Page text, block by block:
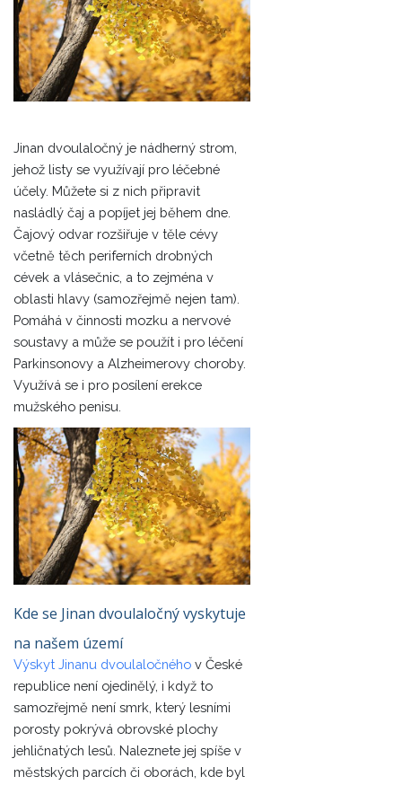
Jinan dvoulaločný je nádherný strom,
jehož listy se využívají pro léčebné
účely. Můžete si z nich připravit
nasládlý čaj a popíjet jej během dne.
Čajový odvar rozšiřuje v těle cévy
včetně těch periferních drobných
cévek a vlásečnic, a to zejména v
oblasti hlavy (samozřejmě nejen tam).
Pomáhá v činnosti mozku a nervové
soustavy a může se použít i pro léčení
Parkinsonovy a Alzheimerovy choroby.
Využívá se i pro posílení erekce
mužského penisu.
Kde se Jinan dvoulaločný vyskytuje
na našem území
Výskyt Jinanu dvoulaločného v České
republice není ojedinělý, i když to
samozřejmě není smrk, který lesními
porosty pokrývá obrovské plochy
jehličnatých lesů. Naleznete jej spíše v
městských parcích či oborách, kde byl